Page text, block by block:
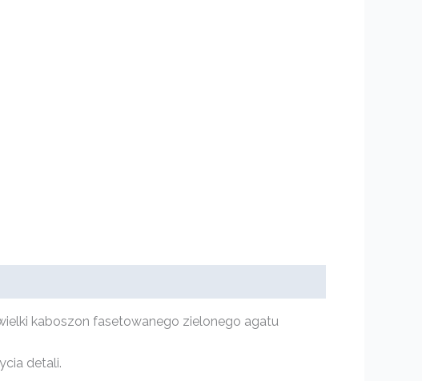
kaboszon fasetowanego zielonego agatu
detali.